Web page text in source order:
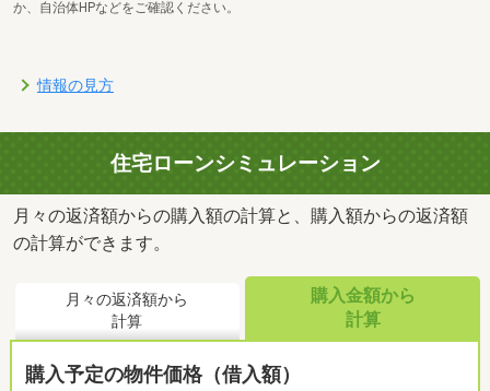
か、自治体HPなどをご確認ください。
情報の見方
住宅ローンシミュレーション
月々の返済額からの購入額の計算と、購入額からの返済額
の計算ができます。
月々の返済額から
計算
購入金額から
計算
購入予定の物件価格（借入額）